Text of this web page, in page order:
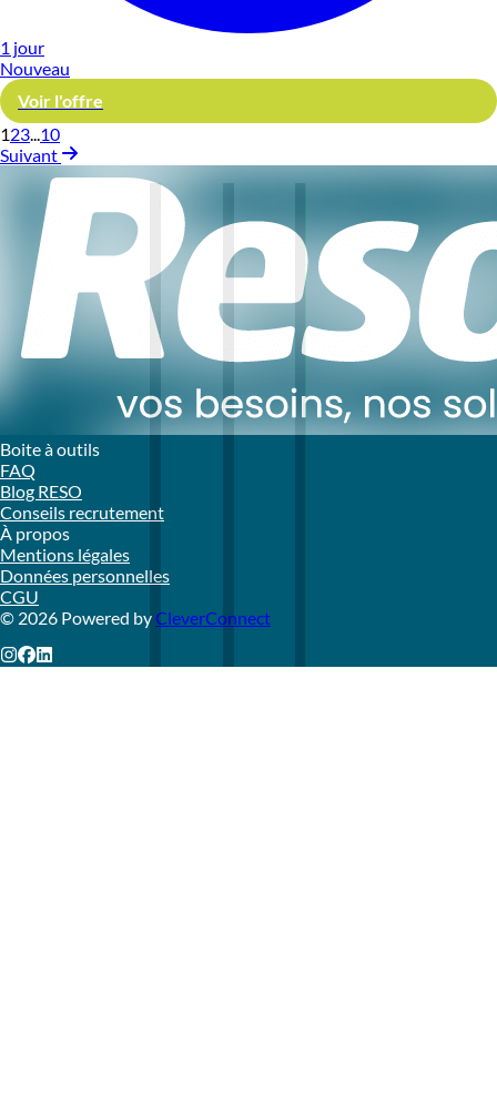
1 jour
Nouveau
Voir l'offre
123 10
Suivant
Boite à outils
FAQ
Blog RESO
Conseils recrutement
À propos
Mentions légales
Données personnelles
CGU
© 2026 Powered byCleverConnect